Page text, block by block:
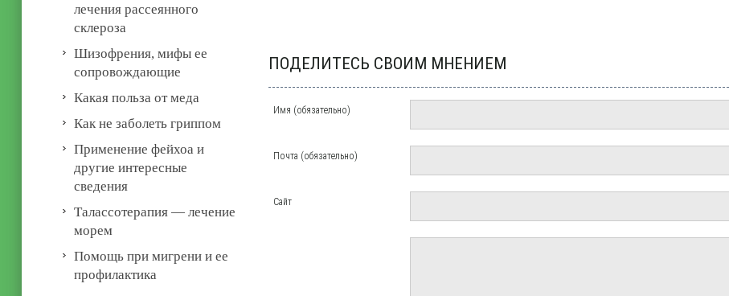
ПОДЕЛИТЕСЬ СВОИМ МНЕНИЕМ
Имя (обязательно)
Почта (обязательно)
Сайт
лечения рассеянного
склероза
Шизофрения, мифы ее
сопровождающие
Какая польза от меда
Как не заболеть гриппом
Применение фейхоа и
другие интересные
сведения
Талассотерапия — лечение
морем
Помощь при мигрени и ее
профилактика